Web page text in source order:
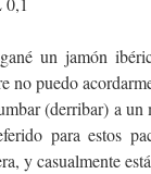
un jamón
no puedo
(derribar) a
para estos
y casualmente